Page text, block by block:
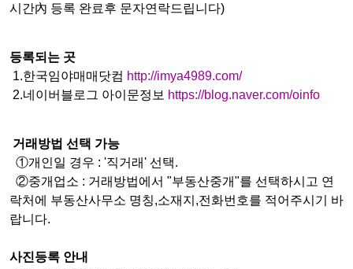
시간內 등록 완료후 문자연락드립니다)
등록되는 곳
1.한국임야매매닷컴 http://imya4989.com/
2.네이버블로그 아이문정보 https://blog.naver.com/oinfo
거래방법 선택 가능
①개인일 경우 : '직거래' 선택.
②중개업소 : 거래방법에서 "부동산중개"를 선택하시고 연
락처에 부동산사무소 명칭,소재지,전화번호를 적어주시기 바
랍니다.
사진등록 안내